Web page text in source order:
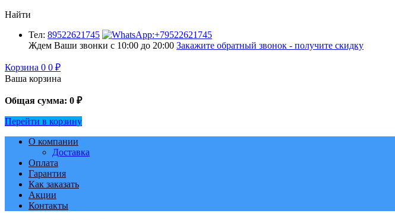
Найти
Тел: 89522621745
Ждем Ваши звонки с 10:00 до 20:00 Закажите обратный звонок - получите скидку
Корзина 0 0 ₽
Ваша корзина
Общая сумма: 0 ₽
Перейти в корзину
О компании
Доставка
Оплата
Гарантия
Как заказать
Акции
Контакты